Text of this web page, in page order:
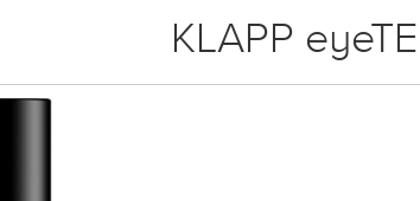
KLAPP